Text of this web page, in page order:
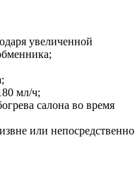
увеличенной
мл/ч;
салона во время
или непосредственно